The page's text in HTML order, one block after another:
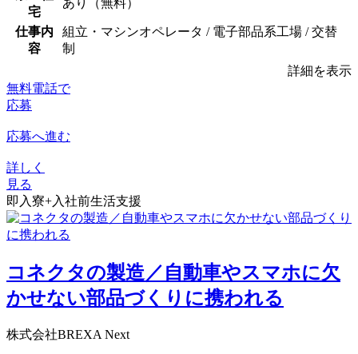
宅
仕事内
容
組立・マシンオペレータ / 電子部品系工場 / 交替
制
詳細を表示
無料電話で
応募
応募へ進む
詳しく
見る
即入寮+入社前生活支援
コネクタの製造／自動車やスマホに欠
かせない部品づくりに携われる
株式会社BREXA Next